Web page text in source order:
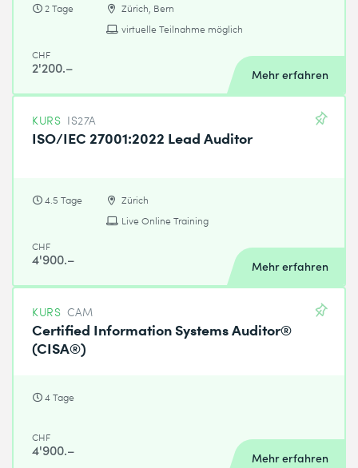
2 Tage
Zürich, Bern
virtuelle Teilnahme möglich
CHF
2'200.– Mehr erfahren
KURS IS27A
ISO/IEC 27001:2022 Lead Auditor
4.5 Tage
Zürich
Live Online Training
CHF
4'900.– Mehr erfahren
KURS CAM
Certified Information Systems Auditor®
(CISA®)
4 Tage
CHF
4'900.– Mehr erfahren